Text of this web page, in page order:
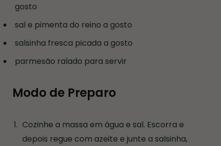
gosto
sal e pimenta do reino a gosto
salsinha fresca picada a gosto
parmesão ralado para servir
Modo de Preparo
Cozinhe a massa em água e sal. Escorra e
depois regue com azeite e junte a salsinha,